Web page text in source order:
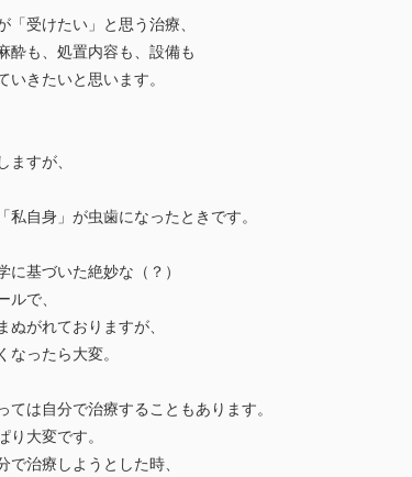
「受けたい」と思う治療、
酔も、処置内容も、設備も
いきたいと思います。
ますが、
私自身」が虫歯になったときです。
に基づいた絶妙な（？）
ルで、
ぬがれておりますが、
なったら大変。
ては自分で治療することもあります。
り大変です。
で治療しようとした時、